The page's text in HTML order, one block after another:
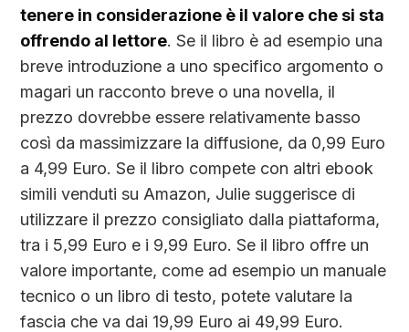
tenere in considerazione è il valore che si sta
offrendo al lettore. Se il libro è ad esempio una
breve introduzione a uno specifico argomento o
magari un racconto breve o una novella, il
prezzo dovrebbe essere relativamente basso
così da massimizzare la diffusione, da 0,99 Euro
a 4,99 Euro. Se il libro compete con altri ebook
simili venduti su Amazon, Julie suggerisce di
utilizzare il prezzo consigliato dalla piattaforma,
tra i 5,99 Euro e i 9,99 Euro. Se il libro offre un
valore importante, come ad esempio un manuale
tecnico o un libro di testo, potete valutare la
fascia che va dai 19,99 Euro ai 49,99 Euro.